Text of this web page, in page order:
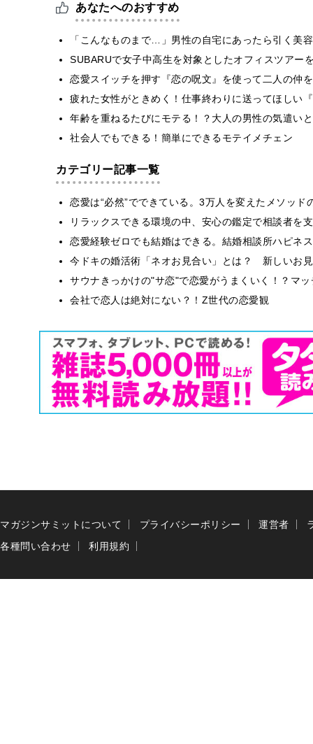
あなたへのおすすめ
「こんなものまで…」男性の自宅にあったら引く美
SUBARUで女子中高生を対象としたオフィスツアー
恋愛スイッチを押す『恋の呪文』を使って二人の仲
疲れた女性がときめく！仕事終わりに送ってほしい
年齢を重ねるたびにモテる！？大人の男性の気遣い
社会人でもできる！簡単にできるモテイメチェン
カテゴリー記事一覧
恋愛は“必然”でできている。3万人を変えたメソッド
リラックスできる環境の中、安心の鑑定で相談者を
恋愛経験ゼロでも結婚はできる。結婚相談所ハピネ
今ドキの婚活術「ネオお見合い」とは？ 新しいお
サウナきっかけの"サ恋"で恋愛がうまくいく！？マ
会社で恋人は絶対にない？！Z世代の恋愛観
マガジンサミットについて プライバシーポリシー 運営者
各種問い合わせ
利用規約